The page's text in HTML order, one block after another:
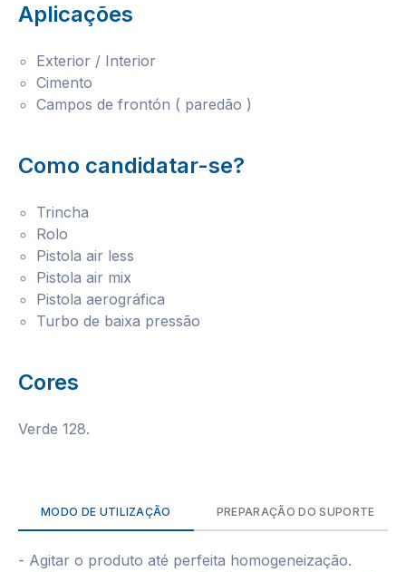
Aplicações
Exterior / Interior
Cimento
Campos de frontón ( paredão )
Como candidatar-se?
Trincha
Rolo
Pistola air less
Pistola air mix
Pistola aerográfica
Turbo de baixa pressão
Cores
Verde 128.
MODO DE UTILIZAÇÃO PREPARAÇÃO DO SUPORTE
- Agitar o produto até perfeita homogeneização.